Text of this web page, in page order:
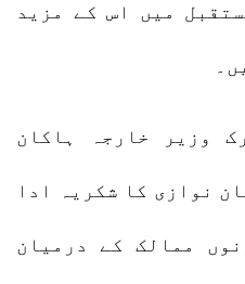
میں اس کے مزید
وزیر خارجہ ہاکان
نوازی کا شکریہ ادا
ممالک کے درمیان